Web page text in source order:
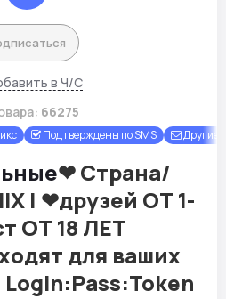
в Ч/С
66275
Подтверждены по SMS Другие
❤ Страна/
| ❤друзей ОТ 1-
ОТ 18 ЛЕТ
для ваших
Login:Pass:Token